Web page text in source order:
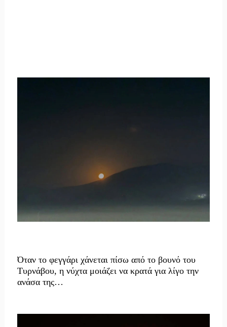
Όταν το φεγγάρι χάνεται πίσω από το βουνό του
Τυρνάβου, η νύχτα μοιάζει να κρατά για λίγο την
ανάσα της…